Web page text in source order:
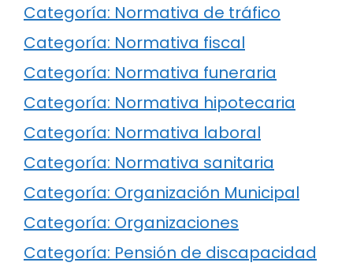
Categoría: Normativa de tráfico
Categoría: Normativa fiscal
Categoría: Normativa funeraria
Categoría: Normativa hipotecaria
Categoría: Normativa laboral
Categoría: Normativa sanitaria
Categoría: Organización Municipal
Categoría: Organizaciones
Categoría: Pensión de discapacidad